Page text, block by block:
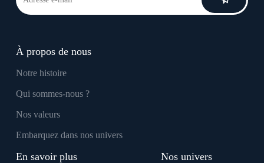
À propos de nous
Notre histoire
Qui sommes-nous ?
Nos valeurs
Embarquez dans nos univers
En savoir plus Nos univers